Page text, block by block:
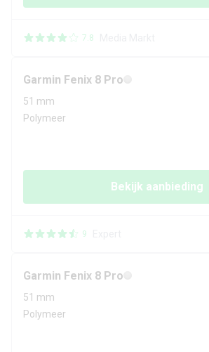
7.8
Garmin Fenix 8 Pro
51 mm
Polymeer
Bekijk aanbieding
9
Garmin Fenix 8 Pro
51 mm
Polymeer